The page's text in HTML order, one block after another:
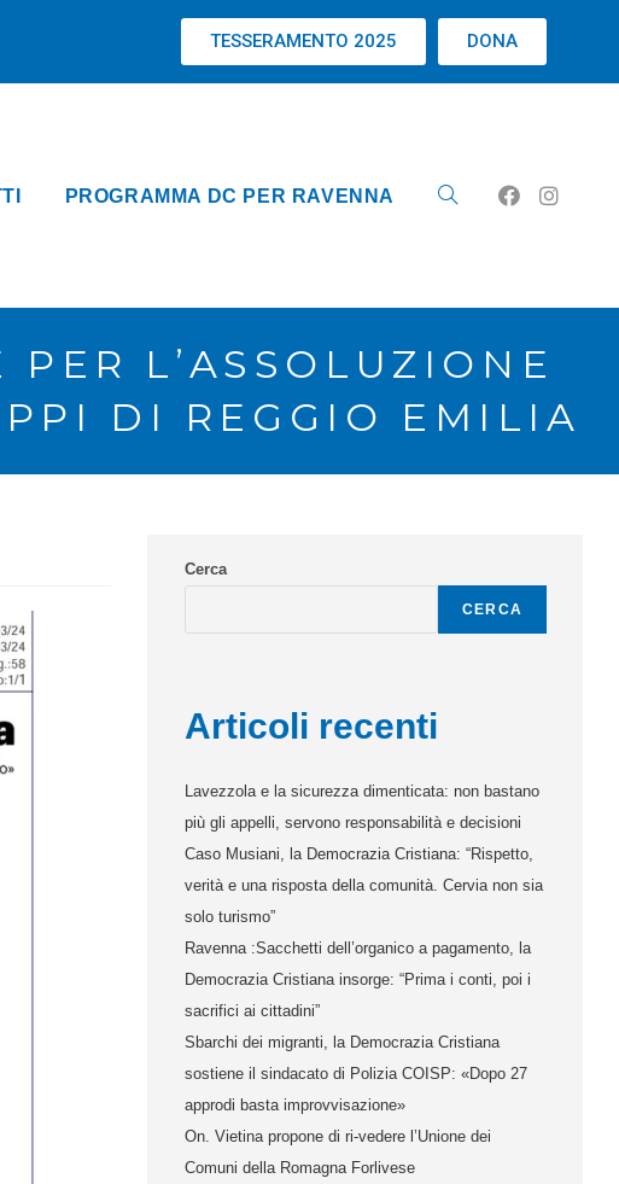
TESSERAMENTO 2025 DONA
PROGRAMMA DC PER RAVENNA
L’ASSOLUZIONE
DI REGGIO EMILIA
Cerca
CERCA
Articoli recenti
Lavezzola e la sicurezza dimenticata: non bastano
più gli appelli, servono responsabilità e decisioni
Caso Musiani, la Democrazia Cristiana: “Rispetto,
verità e una risposta della comunità. Cervia non sia
solo turismo”
Ravenna :Sacchetti dell’organico a pagamento, la
Democrazia Cristiana insorge: “Prima i conti, poi i
sacrifici ai cittadini”
Sbarchi dei migranti, la Democrazia Cristiana
sostiene il sindacato di Polizia COISP: «Dopo 27
approdi basta improvvisazione»
On. Vietina propone di ri-vedere l’Unione dei
Comuni della Romagna Forlivese